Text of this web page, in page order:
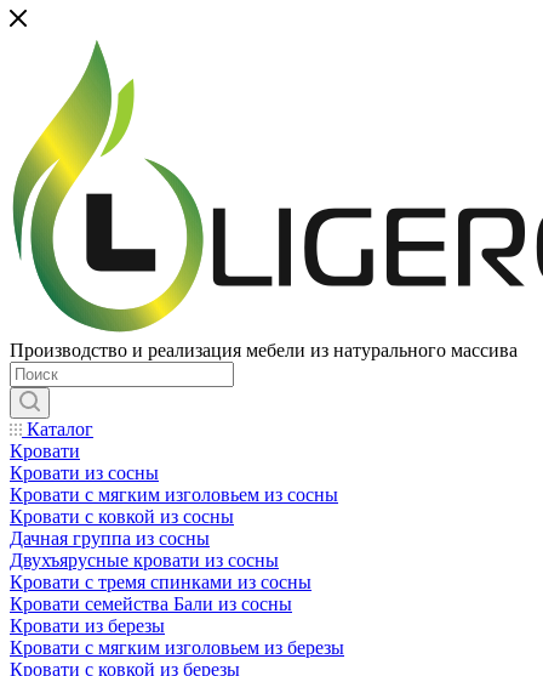
Производство и реализация мебели из натурального массива
Каталог
Кровати
Кровати из сосны
Кровати с мягким изголовьем из сосны
Кровати с ковкой из сосны
Дачная группа из сосны
Двухъярусные кровати из сосны
Кровати с тремя спинками из сосны
Кровати семейства Бали из сосны
Кровати из березы
Кровати с мягким изголовьем из березы
Кровати с ковкой из березы